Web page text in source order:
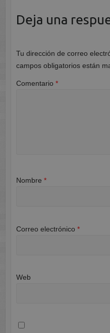
Deja una
Tu dirección de correo
campos obligatorios están
Comentario *
Nombre *
Correo electrónico *
Web